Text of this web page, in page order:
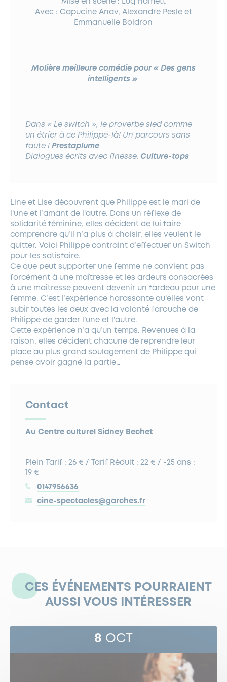
Avec : Capucine Anav, Alexandre Pesle et
Emmanuelle Boidron
Molière meilleure comédie pour « Des gens
intelligents »
Dans « Le switch », le proverbe sied comme
un étrier à ce Philippe-là! Un parcours sans
faute l Prestaplume
Dialogues écrits avec finesse. Culture-tops
Line et Lise découvrent que Philippe est le mari de
l’une et l’amant de l’autre. Dans un réflexe de
solidarité féminine, elles décident de lui faire
comprendre qu’il n’a plus à choisir, elles veulent le
quitter. Voici Philippe contraint d’effectuer un Switch
pour les satisfaire.
Ce que peut supporter une femme ne convient pas
forcément à une maîtresse et les ardeurs consacrées
à une maîtresse peuvent devenir un fardeau pour une
femme. C’est l’expérience harassante qu’elles vont
subir toutes les deux avec la volonté farouche de
Philippe de garder l’une et l’autre.
Cette expérience n’a qu’un temps. Revenues à la
raison, elles décident chacune de reprendre leur
place au plus grand soulagement de Philippe qui
pense avoir gagné la partie…
Contact
Au Centre culturel Sidney Bechet
Plein Tarif : 26 € / Tarif Réduit : 22 € / -25 ans :
19 €
0147956636
cine-spectacles@garches.fr
CES ÉVÉNEMENTS POURRAIENT
AUSSI VOUS INTÉRESSER
8 OCT